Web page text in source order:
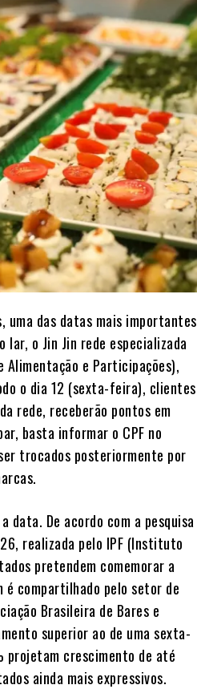
uma das datas mais importantes
o Jin Jin rede especializada
e Participações),
o dia 12 (sexta-feira), clientes
rede, receberão pontos em
basta informar o CPF no
trocados posteriormente por
data. De acordo com a pesquisa
realizada pelo IPF (Instituto
pretendem comemorar a
é compartilhado pelo setor de
Brasileira de Bares e
superior ao de uma sexta-
crescimento de até
ainda mais expressivos.